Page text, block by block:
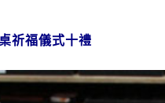
祈福儀式十禮